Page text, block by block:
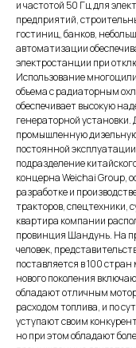
и частотой 50 Гц для
предприятий,
гостиниц, банков,
автоматизации
электростанции при
Использование
объема с радиаторным
обеспечивает высокую
генераторной
промышленную
постоянной
подразделение
концерна Weichai Group,
разработке и
тракторов, спецтехники,
квартира компании
провинция Шандунь. На
человек,
поставляется в 100
нового поколения
обладают отличным
расходом топлива, и по
уступают своим
но при этом обладают